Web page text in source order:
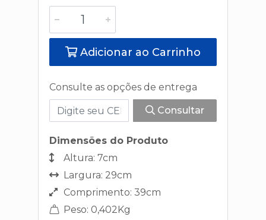
Adicionar ao Carrinho
Consulte as opções de entrega
Consultar
Dimensões do Produto
Altura: 7cm
Largura: 29cm
Comprimento: 39cm
Peso: 0,402Kg